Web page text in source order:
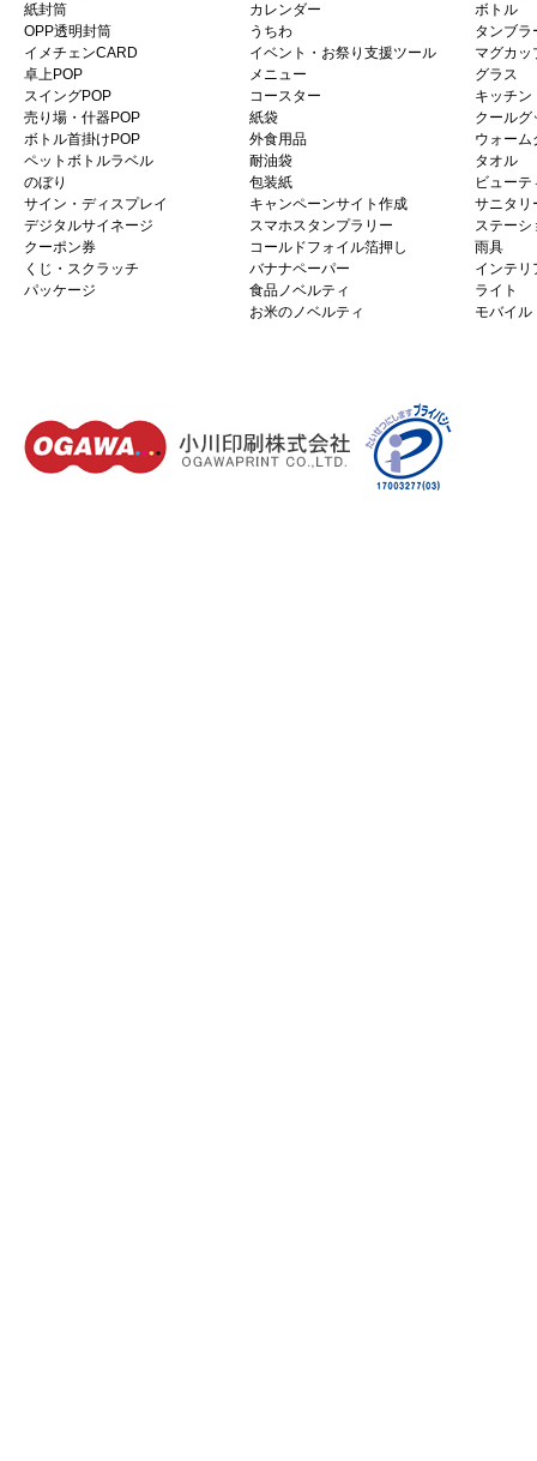
紙封筒
OPP透明封筒
イメチェンCARD
卓上POP
スイングPOP
売り場・什器POP
ボトル首掛けPOP
ペットボトルラベル
のぼり
サイン・ディスプレイ
デジタルサイネージ
クーポン券
くじ・スクラッチ
パッケージ
カレンダー
うちわ
イベント・お祭り支援ツール
メニュー
コースター
紙袋
外食用品
耐油袋
包装紙
キャンペーンサイト作成
スマホスタンプラリー
コールドフォイル箔押し
バナナペーパー
食品ノベルティ
お米のノベルティ
ボトル
タンブラ
マグカッ
グラス
キッチン
クールグ
ウォーム
タオル
ビューテ
サニタリ
ステーシ
雨具
インテリ
ライト
モバイル